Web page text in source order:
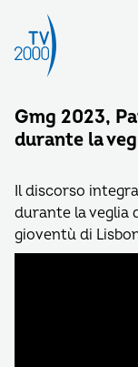
Gmg 2023,
durante la
Il discorso
durante la veglia
gioventù di